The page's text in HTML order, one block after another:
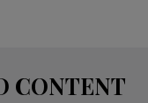
CONTENT